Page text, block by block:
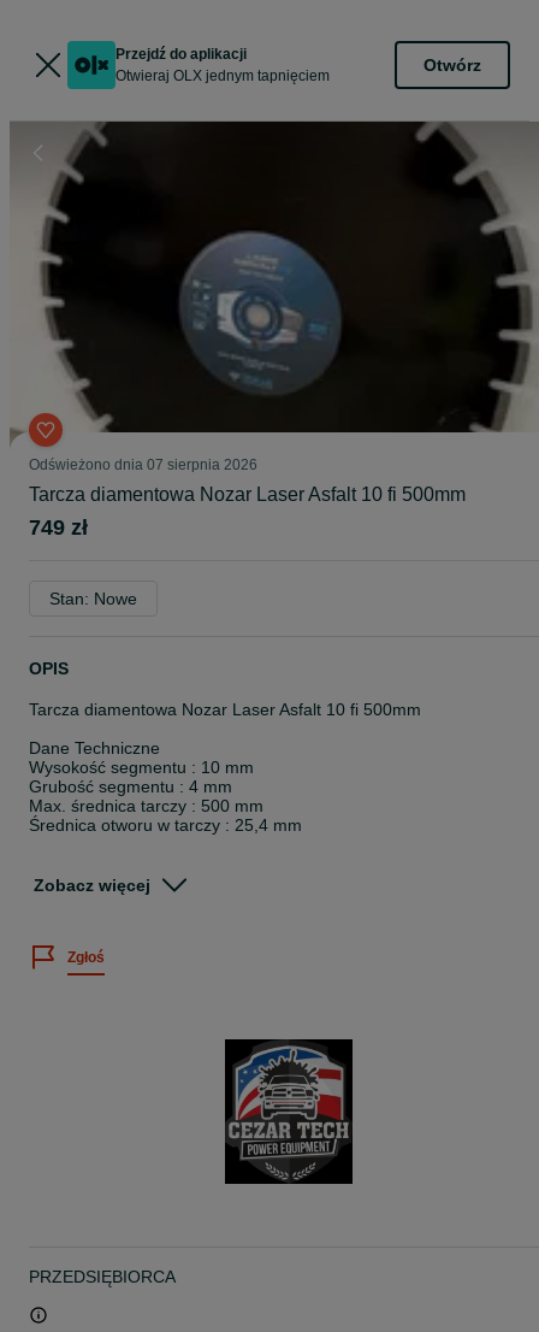
Przejdź do aplikacji
Otwieraj OLX jednym tapnięciem
Otwórz
Odświeżono dnia 07 sierpnia 2026
Tarcza diamentowa Nozar Laser Asfalt 10 fi 500mm
749 zł
Stan: Nowe
OPIS
Tarcza diamentowa Nozar Laser Asfalt 10 fi 500mm
Dane Techniczne
Wysokość segmentu : 10 mm
Grubość segmentu : 4 mm
Max. średnica tarczy : 500 mm
Średnica otworu w tarczy : 25,4 mm
Możliwa WYSYŁKA KURIEREM
Możliwość dostarczenia tarczy na terenie Śląska tego samego dnia
Wysokość segmentu: Segmenty o wysokości 10 mm dla dłuższej
żywotności i skutecznego cięcia.
Grubość segmentu: Optymalna grubość 4 mm zapewnia
Max. średnica tarczy: Duża średnica 500 mm umożliwia cięcie na
Średnica otworu w tarczy: Otwór o średnicy 25,4 mm zapewnia
Zobacz więcej
Zgłoś
PRZEDSIĘBIORCA